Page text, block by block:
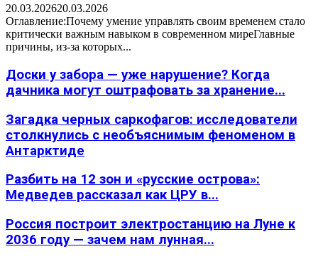
20.03.202620.03.2026
Оглавление:Почему умение управлять своим временем стало
критически важным навыком в современном миреГлавные
причины, из-за которых...
Доски у забора — уже нарушение? Когда
дачника могут оштрафовать за хранение...
Загадка черных саркофагов: исследователи
столкнулись с необъяснимым феноменом в
Антарктиде
Разбить на 12 зон и «русские острова»:
Медведев рассказал как ЦРУ в...
Россия построит электростанцию на Луне к
2036 году — зачем нам лунная...